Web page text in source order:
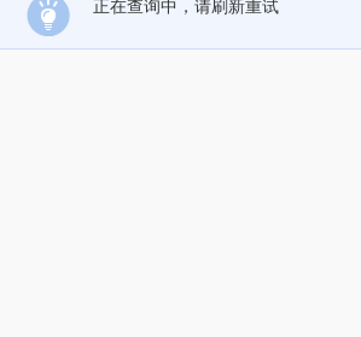
正在查询中，请刷新重试